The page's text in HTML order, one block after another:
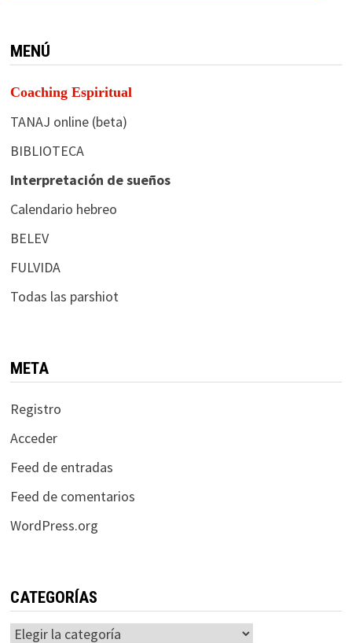
MENÚ
Coaching Espiritual
TANAJ online (beta)
BIBLIOTECA
Interpretación de sueños
Calendario hebreo
BELEV
FULVIDA
Todas las parshiot
META
Registro
Acceder
Feed de entradas
Feed de comentarios
WordPress.org
CATEGORÍAS
Categorías